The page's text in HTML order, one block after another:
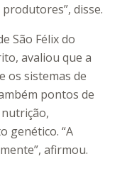
disse.
São Félix do
avaliou que a
os sistemas de
pontos de
genético. “A
afirmou.